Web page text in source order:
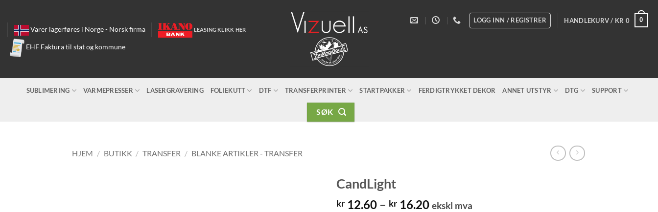
content Varer lagerføres i Norge - Norsk firma LEASING KLIKK HER
EHF Faktura til stat og kommune
LOGG INN / REGISTRER HANDLEKURV / KR 0 0
SUBLIMERING VARMEPRESSER LASERGRAVERING FOLIEKUTT DTF TRANSFERPRINTER STARTPAKKER FERDIGTRYKKET DEKOR ANNET UTSTYR DTG SUPPORT
SØK
HJEM / BUTIKK / TRANSFER / BLANKE ARTIKLER - TRANSFER
CandLight
kr 12.60 – kr 16.20Prisområde:
ekskl mva